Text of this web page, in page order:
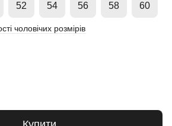
52 54 56 58 60
чоловічих розмірів